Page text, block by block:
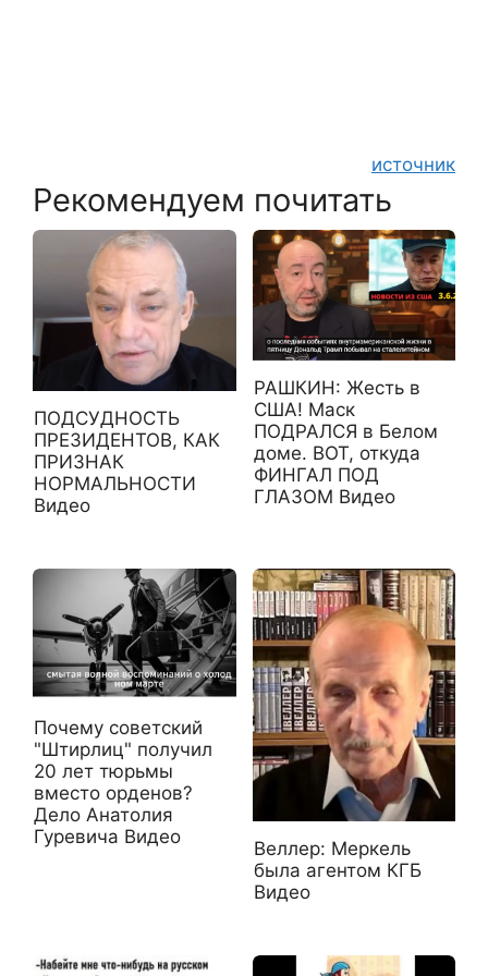
источник
Рекомендуем почитать
ПОДСУДНОСТЬ
ПРЕЗИДЕНТОВ, КАК
ПРИЗНАК
НОРМАЛЬНОСТИ
Видео
РАШКИН: Жесть в
США! Маск
ПОДРАЛСЯ в Белом
доме. ВОТ, откуда
ФИНГАЛ ПОД
ГЛАЗОМ Видео
Почему советский
"Штирлиц" получил
20 лет тюрьмы
вместо орденов?
Дело Анатолия
Гуревича Видео
Веллер: Меркель
была агентом КГБ
Видео